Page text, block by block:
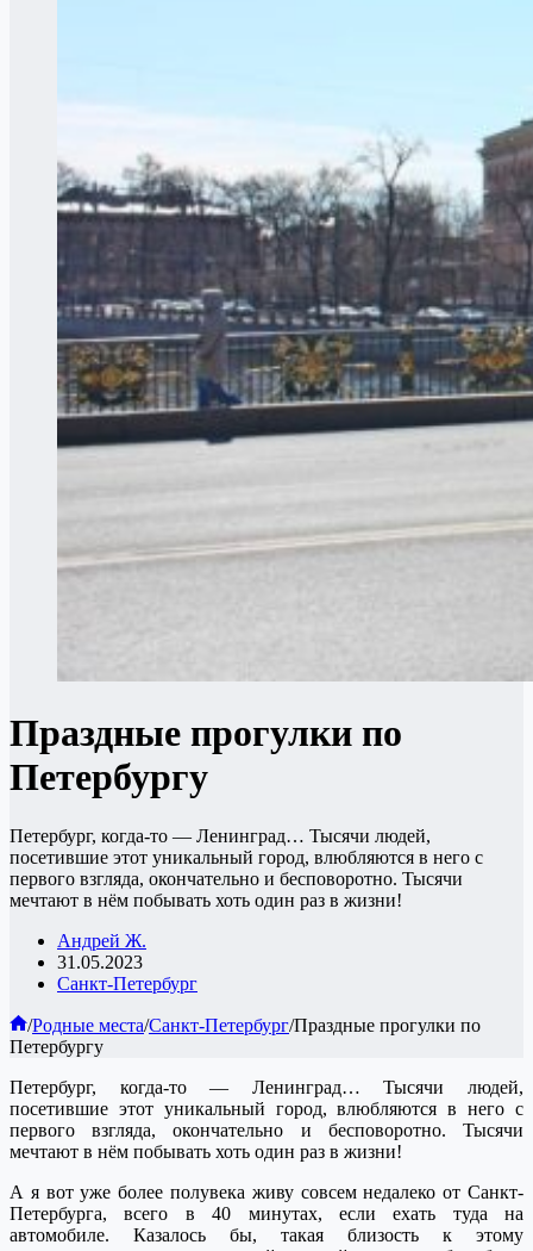
Праздные прогулки по
Петербургу
Петербург, когда-то — Ленинград… Тысячи людей,
посетившие этот уникальный город, влюбляются в него с
первого взгляда, окончательно и бесповоротно. Тысячи
мечтают в нём побывать хоть один раз в жизни!
Андрей Ж.
31.05.2023
Санкт-Петербург
Главная
/Родные места/Санкт-Петербург/Праздные прогулки по
Петербургу
Петербург, когда-то — Ленинград… Тысячи людей,
посетившие этот уникальный город, влюбляются в него с
первого взгляда, окончательно и бесповоротно. Тысячи
мечтают в нём побывать хоть один раз в жизни!
А я вот уже более полувека живу совсем недалеко от Санкт-
Петербурга, всего в 40 минутах, если ехать туда на
автомобиле. Казалось бы, такая близость к этому